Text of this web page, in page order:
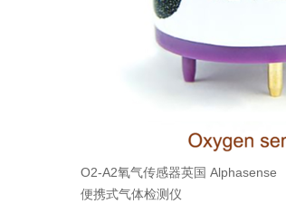
O2-A2氧气传感器英国 Alphasense
便携式气体检测仪